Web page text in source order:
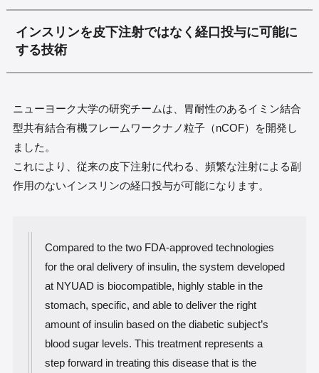
インスリンを皮下注射ではなく経口投与に可能に
する技術
ニューヨーク大学の研究チームは、胃耐性のあるイミン結合
型共有結合有機フレームワークナノ粒子（nCOF）を開発し
ました。
これにより、従来の皮下注射に代わる、頻繁な注射による副
作用のないインスリンの経口投与が可能になります。
Compared to the two FDA-approved technologies
for the oral delivery of insulin, the system developed
at NYUAD is biocompatible, highly stable in the
stomach, specific, and able to deliver the right
amount of insulin based on the diabetic subject’s
blood sugar levels. This treatment represents a
step forward in treating this disease that is the